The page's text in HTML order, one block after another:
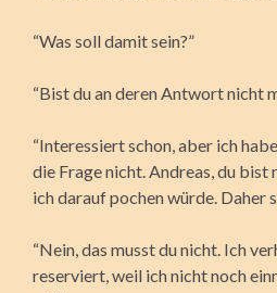
“Was soll damit sein?”
“Bist du an deren Antwort nicht
“Interessiert schon, aber ich
die Frage nicht. Andreas, du bist
ich darauf pochen würde. Daher
“Nein, das musst du nicht. Ich
reserviert, weil ich nicht noch